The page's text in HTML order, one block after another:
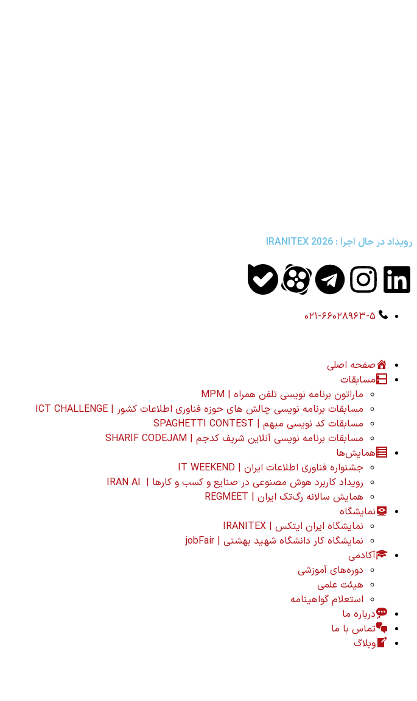
رویداد در حال اجرا : IRANITEX 2026
۰۲۱-۶۶۰۲۸۹۶۳-۵
صفحه اصلی
مسابقات
ماراتون برنامه نویسی تلفن همراه | MPM
مسابقات برنامه نویسی چالش های حوزه فناوری اطلاعات کشور | ICT CHALLENGE
مسابقات کد نویسی مبهم | SPAGHETTI CONTEST
مسابقات برنامه نویسی آنلاین شریف کدجم | SHARIF CODEJAM
همایش‌ها
جشنواره فناوری اطلاعات ایران | IT WEEKEND
رویداد کاربرد هوش مصنوعی در صنایع و کسب و کارها | IRAN AI
همایش سالانه رگ‌تک ایران | REGMEET
نمایشگاه
نمایشگاه ایران ایتکس | IRANITEX
نمایشگاه کار دانشگاه شهید بهشتی | jobFair
آکادمی
دوره‌های آموزشی
هیئت علمی
استعلام گواهینامه
درباره ما
تماس با ما
وبلاگ